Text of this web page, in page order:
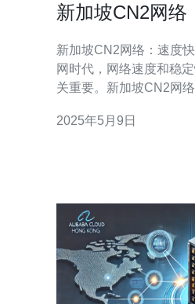
新加坡CN2网络
新加坡CN2网络：速度快、稳定
网时代，网络速度和稳
关重要。新加坡CN2网
CN2网络的优势，为您带来
2025年5月9日